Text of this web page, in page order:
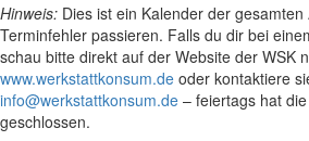
Hinweis: Dies ist ein Kalender der gesamten
Terminfehler passieren. Falls du dir bei
schau bitte direkt auf der Website der WSK
www.werkstattkonsum.de oder kontaktiere
info@werkstattkonsum.de – feiertags hat
geschlossen.